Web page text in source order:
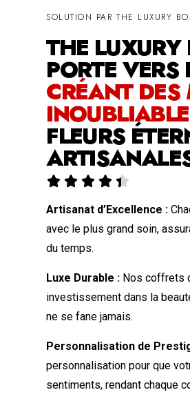
SOLUTION PAR THE LUXURY
THE
PORTE VERS
CRÉANT
FLEURS
    
Artisanat d’Excellence :
avec le plus grand soin,
du temps.
Luxe Durable : Nos coffrets
investissement dans la
ne se fane jamais.
Personnalisation de
personnalisation pour que
sentiments, rendant chaque